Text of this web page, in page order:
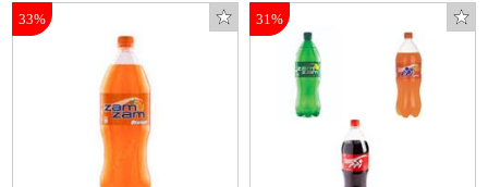
31%
33%